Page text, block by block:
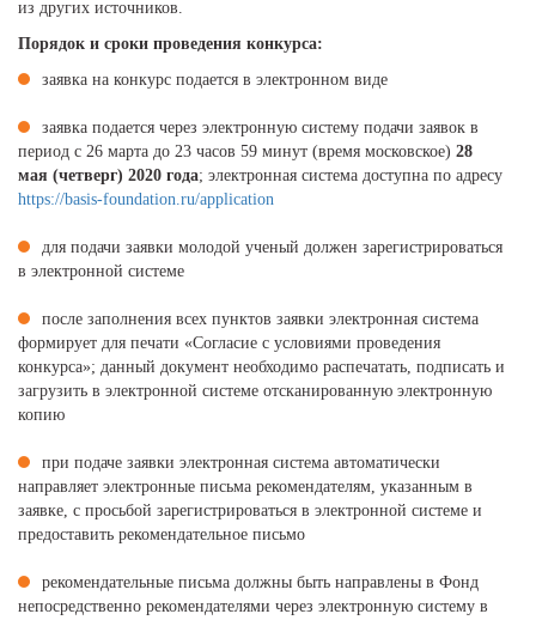
из других источников.
Порядок и сроки проведения конкурса:
заявка на конкурс подается в электронном виде
заявка подается через электронную систему подачи заявок в
период с 26 марта до 23 часов 59 минут (время московское) 28
мая (четверг) 2020 года; электронная система доступна по адресу
https://basis-foundation.ru/application
для подачи заявки молодой ученый должен зарегистрироваться
в электронной системе
после заполнения всех пунктов заявки электронная система
формирует для печати «Согласие с условиями проведения
конкурса»; данный документ необходимо распечатать, подписать и
загрузить в электронной системе отсканированную электронную
копию
при подаче заявки электронная система автоматически
направляет электронные письма рекомендателям, указанным в
заявке, с просьбой зарегистрироваться в электронной системе и
предоставить рекомендательное письмо
рекомендательные письма должны быть направлены в Фонд
непосредственно рекомендателями через электронную систему в